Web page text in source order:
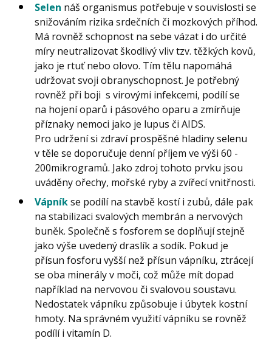
Selen náš organismus potřebuje v souvislosti se
snižováním rizika srdečních či mozkových příhod.
Má rovněž schopnost na sebe vázat i do určité
míry neutralizovat škodlivý vliv tzv. těžkých kovů,
jako je rtuť nebo olovo. Tím tělu napomáhá
udržovat svoji obranyschopnost. Je potřebný
rovněž při boji s virovými infekcemi, podílí se
na hojení oparů i pásového oparu a zmírňuje
příznaky nemoci jako je lupus či AIDS.
Pro udržení si zdraví prospěšné hladiny selenu
v těle se doporučuje denní příjem ve výši 60 -
200mikrogramů. Jako zdroj tohoto prvku jsou
uváděny ořechy, mořské ryby a zvířecí vnitřnosti.
Vápníkse podílí na stavbě kostí i zubů, dále pak
na stabilizaci svalových membrán a nervových
buněk. Společně s fosforem se doplňují stejně
jako výše uvedený draslík a sodík. Pokud je
přísun fosforu vyšší než přísun vápníku, ztrácejí
se oba minerály v moči, což může mít dopad
například na nervovou či svalovou soustavu.
Nedostatek vápníku způsobuje i úbytek kostní
hmoty. Na správném využití vápníku se rovněž
podílí i vitamín D.